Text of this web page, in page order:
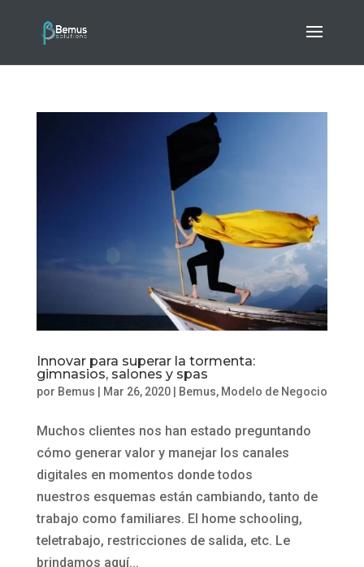
Innovar para superar la tormenta:
gimnasios, salones y spas
por Bemus Mar 26, 2020| Bemus, Modelo de Negocio
Muchos clientes nos han estado preguntando
cómo generar valor y manejar los canales
digitales en momentos donde todos
nuestros esquemas están cambiando, tanto de
trabajo como familiares. El home schooling,
teletrabajo, restricciones de salida, etc. Le
brindamos aquí...